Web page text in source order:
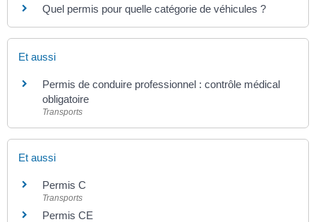
Quel permis pour quelle catégorie de véhicules ?
Et aussi
Permis de conduire professionnel : contrôle médical
obligatoire
Transports
Et aussi
Permis C
Transports
Permis CE